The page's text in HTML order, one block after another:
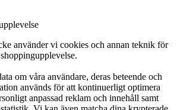
använder vi cookies och annan teknik för
om våra användare, deras beteende och
används för att kontinuerligt optimera
anpassad reklam och innehåll samt